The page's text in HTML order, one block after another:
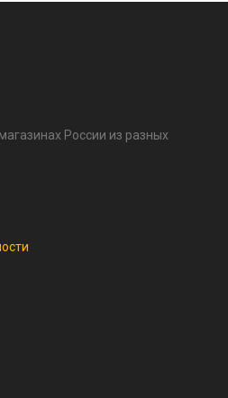
сработает не у
России из разных